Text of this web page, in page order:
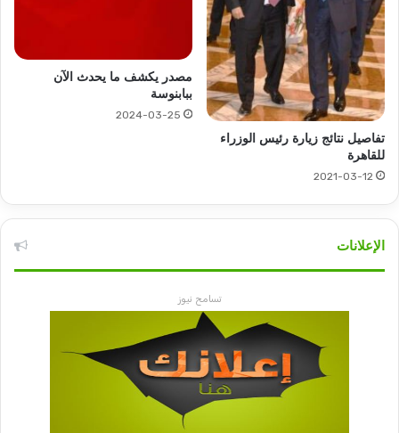
تفاصيل نتائج زيارة رئيس الوزراء
للقاهرة
2021-03-12
مصدر يكشف ما يحدث الآن
ببابنوسة
2024-03-25
الإعلانات
تسامح نيوز